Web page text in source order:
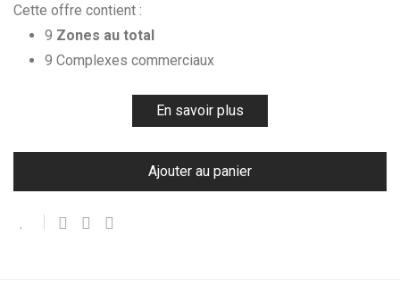
Cette offre contient :
9 Zones au total
9 Complexes commerciaux
En savoir plus
Ajouter au panier